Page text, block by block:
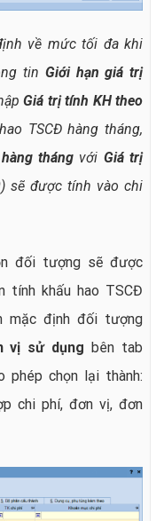
về mức tối đa khi
tin Giới hạn giá trị
Giá trị tính KH theo
TSCĐ hàng tháng,
tháng với Giá trị
sẽ được tính vào chi
đối tượng sẽ được
tính khấu hao TSCĐ
mặc định đối tượng
vị sử dụng bên tab
phép chọn lại thành:
chi phí, đơn vị, đơn